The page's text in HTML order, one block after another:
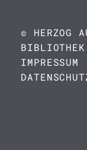
© HERZOG
BIBLIOTHEK
IMPRESSUM